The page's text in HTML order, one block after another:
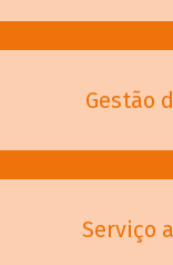
Gestão
Serviço